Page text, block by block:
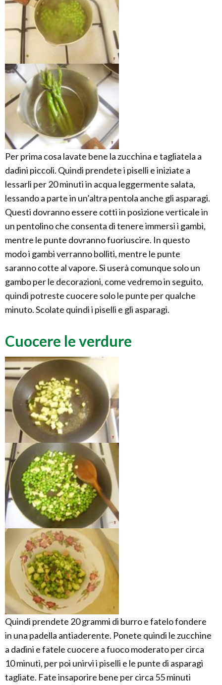
Per prima cosa lavate bene la zucchina e tagliatela a
dadini piccoli. Quindi prendete i piselli e iniziate a
lessarli per 20 minuti in acqua leggermente salata,
lessando a parte in un’altra pentola anche gli asparagi.
Questi dovranno essere cotti in posizione verticale in
un pentolino che consenta di tenere immersi i gambi,
mentre le punte dovranno fuoriuscire. In questo
modo i gambi verranno bolliti, mentre le punte
saranno cotte al vapore. Si userà comunque solo un
gambo per le decorazioni, come vedremo in seguito,
quindi potreste cuocere solo le punte per qualche
minuto. Scolate quindi i piselli e gli asparagi.
Cuocere le verdure
Quindi prendete 20 grammi di burro e fatelo fondere
in una padella antiaderente. Ponete quindi le zucchine
a dadini e fatele cuocere a fuoco moderato per circa
10 minuti, per poi unirvi i piselli e le punte di asparagi
tagliate. Fate insaporire bene per circa 55 minuti